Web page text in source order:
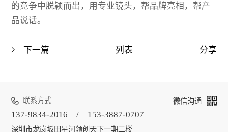
的竞争中脱颖而出，用专业镜头，帮品牌亮相，帮产
品说话。
下一篇 列表 分享
联系方式
137-9834-2016 / 153-3887-0707
深圳市龙岗坂田星河领创天下一期二楼
微信沟通